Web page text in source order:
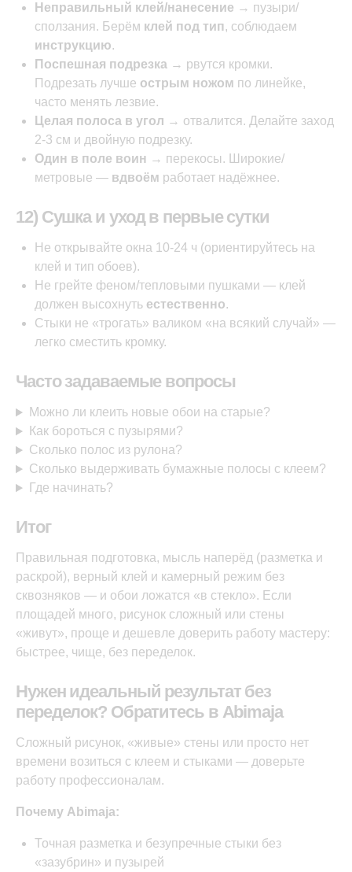
Неправильный клей/нанесение → пузыри/
сползания. Берём клей под тип, соблюдаем
инструкцию.
Поспешная подрезка → рвутся кромки.
Подрезать лучше острым ножом по линейке,
часто менять лезвие.
Целая полоса в угол → отвалится. Делайте заход
2-3 см и двойную подрезку.
Один в поле воин → перекосы. Широкие/
метровые — вдвоём работает надёжнее.
12) Сушка и уход в первые сутки
Не открывайте окна 10-24 ч (ориентируйтесь на
клей и тип обоев).
Не грейте феном/тепловыми пушками — клей
должен высохнуть естественно.
Стыки не «трогать» валиком «на всякий случай» —
легко сместить кромку.
Часто задаваемые вопросы
Можно ли клеить новые обои на старые?
Как бороться с пузырями?
Сколько полос из рулона?
Сколько выдерживать бумажные полосы с клеем?
Где начинать?
Итог
Правильная подготовка, мысль наперёд (разметка и
раскрой), верный клей и камерный режим без
сквозняков — и обои ложатся «в стекло». Если
площадей много, рисунок сложный или стены
«живут», проще и дешевле доверить работу мастеру:
быстрее, чище, без переделок.
Нужен идеальный результат без
переделок? Обратитесь в Abimaja
Сложный рисунок, «живые» стены или просто нет
времени возиться с клеем и стыками — доверьте
работу профессионалам.
Почему Abimaja:
Точная разметка и безупречные стыки без
«зазубрин» и пузырей